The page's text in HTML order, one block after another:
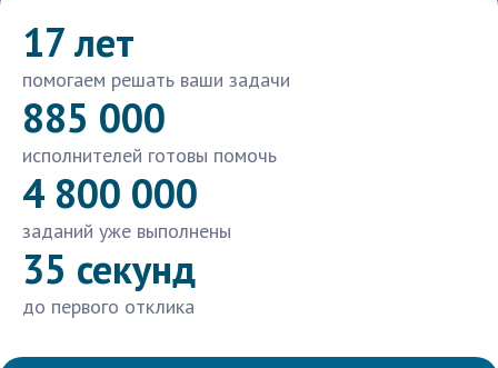
17 лет
помогаем решать ваши задачи
885 000
исполнителей готовы помочь
4 800 000
заданий уже выполнены
35 секунд
до первого отклика